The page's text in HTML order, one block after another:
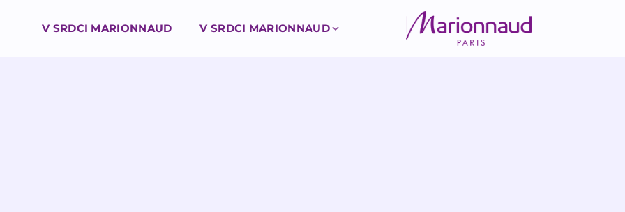
V SRDCI MARIONNAUD V SRDCI MARIONNAUD